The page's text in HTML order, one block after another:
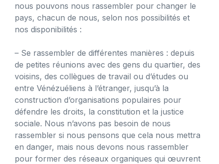
nous pouvons nous rassembler pour changer le
pays, chacun de nous, selon nos possibilités et
nos disponibilités :
– Se rassembler de différentes manières : depuis
de petites réunions avec des gens du quartier, des
voisins, des collègues de travail ou d’études ou
entre Vénézuéliens à l’étranger, jusqu’à la
construction d’organisations populaires pour
défendre les droits, la constitution et la justice
sociale. Nous n’avons pas besoin de nous
rassembler si nous pensons que cela nous mettra
en danger, mais nous devons nous rassembler
pour former des réseaux organiques qui œuvrent